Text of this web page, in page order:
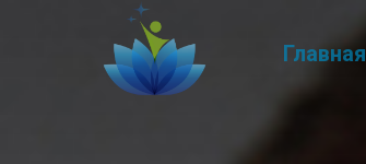
Главная